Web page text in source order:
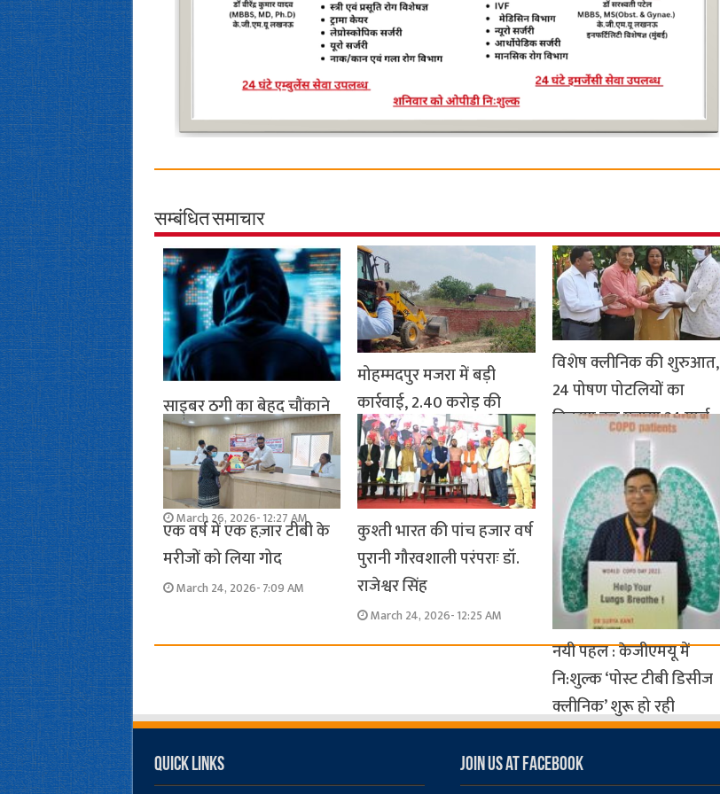
सम्बंधित समाचार
साइबर ठगी का बेहद चौंकाने
वाला मामला, 73 दिन रहे
डिजिटल अरेस्ट, 1.17 करोड़
March 26, 2026- 12:27 AM
मोहम्मदपुर मजरा में बड़ी
कार्रवाई, 2.40 करोड़ की
सरकारी भूमि अतिक्रमण मुक्त
March 25, 2026- 9:42 AM
विशेष क्लीनिक की शुरुआत,
24 पोषण पोटलियों का
वितरण कर मनाया 24 मार्च
को विश्व टीबी दिवस
March 25, 2026- 6:03 AM
एक वर्ष में एक हज़ार टीबी के
मरीजों को लिया गोद
March 24, 2026- 7:09 AM
कुश्ती भारत की पांच हजार वर्ष
पुरानी गौरवशाली परंपराः डॉ.
राजेश्वर सिंह
March 24, 2026- 12:25 AM
नयी पहल : केजीएमयू में
नि:शुल्क ‘पोस्ट टीबी डिसीज
क्लीनिक’ शुरू हो रही
Quick Links Join us at Facebook